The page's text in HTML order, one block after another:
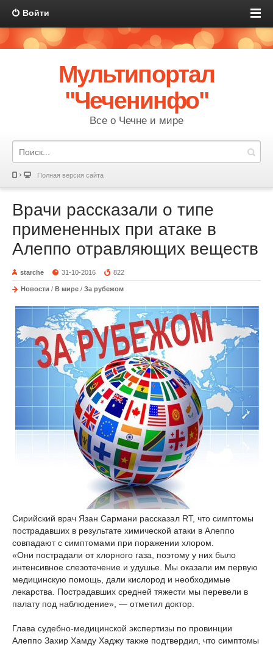
Войти
Мультипортал
"Чеченинфо"
Все о Чечне и мире
Полная версия сайта
Врачи рассказали о типе
примененных при атаке в
Алеппо отравляющих веществ
starche 31-10-2016 822
Новости / В мире / За рубежом
Сирийский врач Язан Сармани рассказал RT, что симптомы
пострадавших в результате химической атаки в Алеппо
совпадают с симптомами при поражении хлором.
«Они пострадали от хлорного газа, поэтому у них было
интенсивное слезотечение и удушье. Мы оказали им первую
медицинскую помощь, дали кислород и необходимые
лекарства. Пострадавших средней тяжести мы перевели в
палату под наблюдение», — отметил доктор.
Глава судебно-медицинской экспертизы по провинции
Алеппо Захир Хамду Хаджу также подтвердил, что симптомы